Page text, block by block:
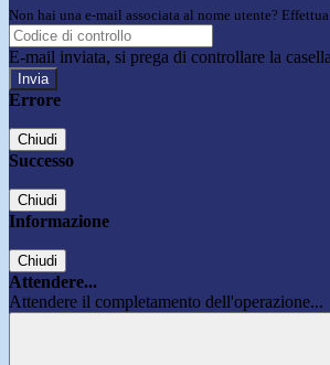
Non hai una e-mail associata al nome utente?
E-mail inviata, si prega di controllare la
Errore
Chiudi
Successo
Chiudi
Informazione
Chiudi
Attendere...
Attendere il completamento dell'operazione...